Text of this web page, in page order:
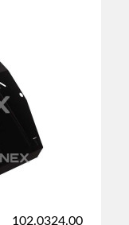
102.0324.00